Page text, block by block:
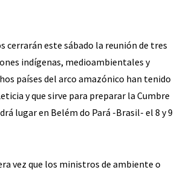
cerrarán este sábado la reunión de tres
indígenas, medioambientales y
países del arco amazónico han tenido
y que sirve para preparar la Cumbre
lugar en Belém do Pará -Brasil- el 8 y 9
vez que los ministros de ambiente o